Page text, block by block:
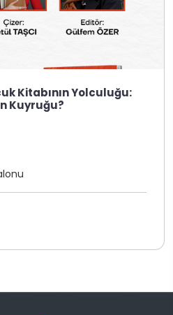
Kitabının Yolculuğu:
Kuyruğu?